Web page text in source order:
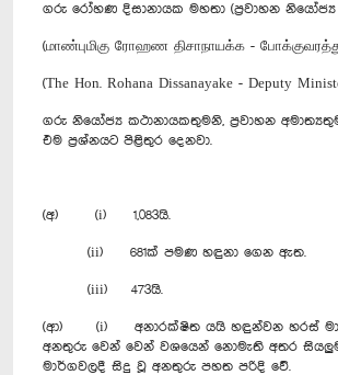
ගරු රෝහණ දිසානායක මහතා (ප්‍රවාහන නියෝජ්‍ය
(மாண்புமிகு ரோஹண திசாநாயக்க -
(The Hon. Rohana Dissanayake - Deputy
ගරු නියෝජ්‍ය කථානායකතුමනි, ප්‍රවාහන
එම ප්‍රශ්නයට පිළිතුර දෙනවා.
(අ) (i) 1,083යි.
(ii) 681ක් පමණ හඳුනා ගෙන ඇත.
(iii) 473යි.
(ආ) (i) අනාරක්ෂිත යයි හඳුන්වන හරස්
අනතුරු වෙන් වෙන් වශයෙන් නොමැති අතර
මාර්ගවලදී සිදු වූ අනතුරු පහත පරිදි වේ.